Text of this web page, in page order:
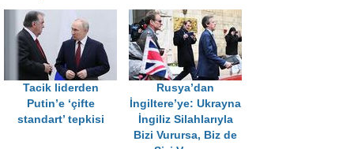
Tacik liderden
Putin’e ‘çifte
standart’ tepkisi
Rusya’dan
İngiltere’ye: Ukrayna
İngiliz Silahlarıyla
Bizi Vurursa, Biz de